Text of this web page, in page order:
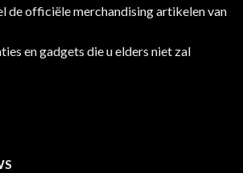
de officiële merchandising artikelen van
en gadgets die u elders niet zal